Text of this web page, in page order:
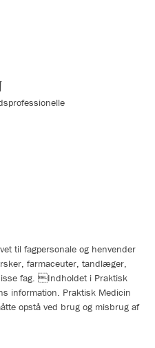
til fagpersonale og henvender
farmaceuter, tandlæger,
fag. Indholdet i Praktisk
information. Praktisk Medicin
opstå ved brug og misbrug af